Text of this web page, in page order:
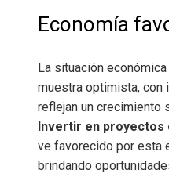
Economía
La situación
muestra optimista, con
reflejan un crecimiento
Invertir en proyectos
ve favorecido por esta
brindando